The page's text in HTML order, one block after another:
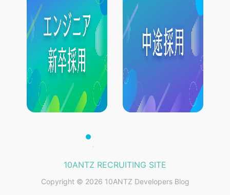
10ANTZ RECRUITING SITE
Copyright © 2026 10ANTZ Developers Blog